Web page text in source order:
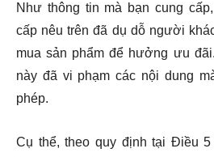
Như thông tin mà bạn cung
cấp nêu trên đã dụ dỗ người
mua sản phẩm để hưởng ưu
này đã vi phạm các nội dung
phép.
Cụ thể, theo quy định tại Điều